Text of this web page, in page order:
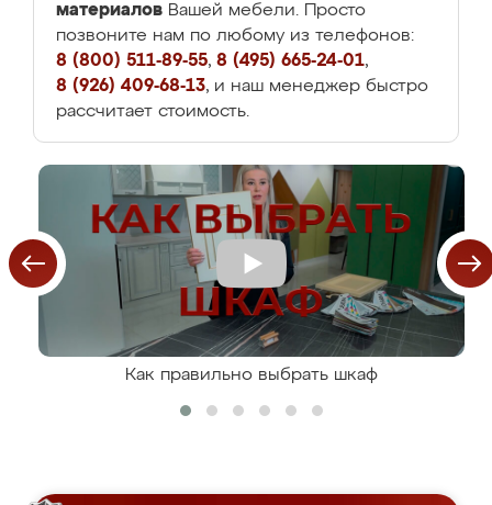
материалов Вашей мебели. Просто
позвоните нам по любому из телефонов:
8 (800) 511-89-55, 8 (495) 665-24-01,
8 (926) 409-68-13, и наш менеджер быстро
рассчитает стоимость.
Как правильно выбрать шкаф